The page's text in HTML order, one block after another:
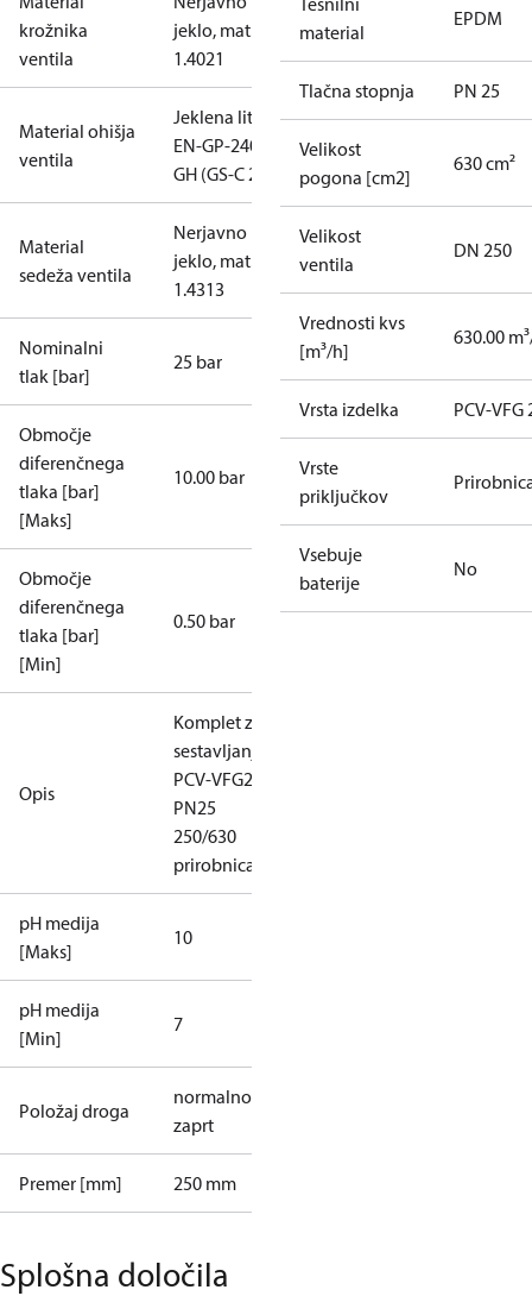
krožnika
ventila
jeklo, mat. št.
1.4021
Material ohišja
ventila
Jeklena litina
EN-GP-240-
GH (GS-C 25)
Material
sedeža ventila
Nerjavno
jeklo, mat. št.
1.4313
Nominalni
tlak [bar]
25 bar
Območje
diferenčnega
tlaka [bar]
[Maks]
10.00 bar
Območje
diferenčnega
tlaka [bar]
[Min]
0.50 bar
Opis
Komplet za
sestavljanje
PCV-VFG21
PN25
250/630
prirobnica
pH medija
[Maks]
10
pH medija
[Min]
7
Položaj droga
normalno
zaprt
Premer [mm] 250 mm
material
EPDM
Tlačna stopnja PN 25
Velikost
pogona [cm2]
630 cm²
Velikost
ventila
DN 250
Vrednosti kvs
[m³/h]
630.00
Vrsta izdelka PCV-VFG
Vrste
priključkov
Vsebuje
baterije
No
Splošna določila